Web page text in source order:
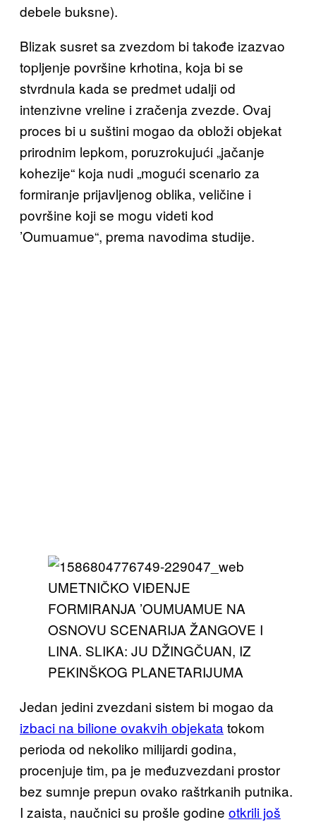
debele buksne).
Blizak susret sa zvezdom bi takođe izazvao
topljenje površine krhotina, koja bi se
stvrdnula kada se predmet udalji od
intenzivne vreline i zračenja zvezde. Ovaj
proces bi u suštini mogao da obloži objekat
prirodnim lepkom, poruzrokujući „jačanje
kohezije“ koja nudi „mogući scenario za
formiranje prijavljenog oblika, veličine i
površine koji se mogu videti kod
’Oumuamue“, prema navodima studije.
UMETNIČKO VIĐENJE
FORMIRANJA ’OUMUAMUE NA
OSNOVU SCENARIJA ŽANGOVE I
LINA. SLIKA: JU DŽINGČUAN, IZ
PEKINŠKOG PLANETARIJUMA
Jedan jedini zvezdani sistem bi mogao da
izbaci na bilione ovakvih objekata tokom
perioda od nekoliko milijardi godina,
procenjuje tim, pa je međuzvezdani prostor
bez sumnje prepun ovako raštrkanih putnika.
I zaista, naučnici su prošle godine otkrili još